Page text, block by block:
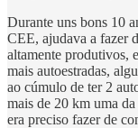
Durante uns bons 10
CEE, ajudava a fazer
altamente produtivos,
mais autoestradas,
ao cúmulo de ter 2
mais de 20 km uma
era preciso fazer de